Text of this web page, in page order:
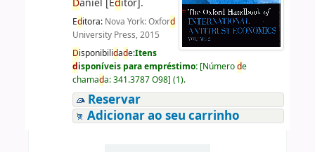
Daniel [Editor].
Editora: Nova York: Oxford
University Press, 2015
Disponibilidade:Itens
disponíveis para empréstimo: [Númerode
chamada:341.3787 O98] (1).
Reservar
Adicionar ao seu carrinho